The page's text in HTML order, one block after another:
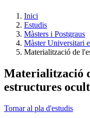
Inici
Estudis
Màsters i Postgraus
Màster Universitari
Materialització de
Materialització
estructures
Tornar al pla d'estudis